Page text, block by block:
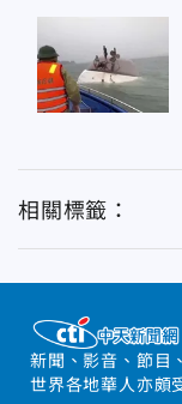
相關標籤：
新聞、影音、節目
世界各地華人亦頗